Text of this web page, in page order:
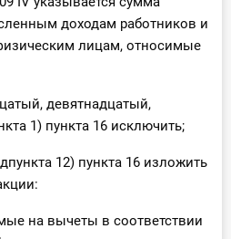
доходам работников и
лицам, относимые
девятнадцатый,
1) пункта 16 исключить;
12) пункта 16 изложить
на вычеты в соответствии